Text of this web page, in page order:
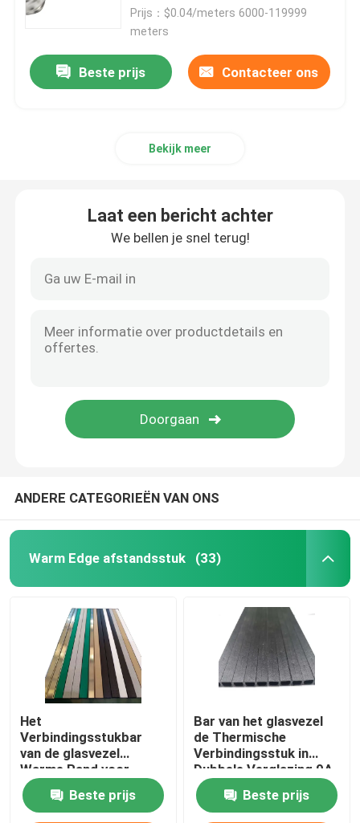
Prijs：$0.04/meters 6000-119999
meters
Beste prijs Contacteer ons
Bekijk meer
Laat een bericht achter
We bellen je snel terug!
ANDERE CATEGORIEËN VAN ONS
Warm Edge afstandsstuk (33)
Het
Verbindingsstukbar
van de glasvezel
Warme Rand voor
Geïsoleerd Glas ISO
COA
Beste prijs
Bar van het glasvezel
de Thermische
Verbindingsstuk in
Dubbele Verglazing 9A
12A 15A
Beste prijs